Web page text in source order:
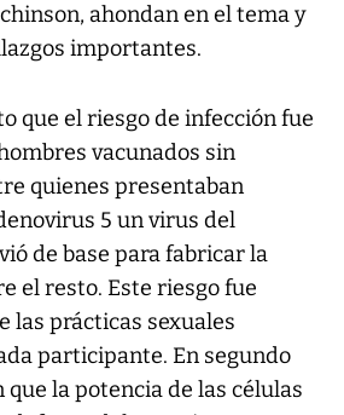
ahondan en el tema y
importantes.
que el riesgo de infección fue
vacunados sin
quienes presentaban
5 un virus del
de base para fabricar la
el resto. Este riesgo fue
las prácticas sexuales
participante. En segundo
la potencia de las células